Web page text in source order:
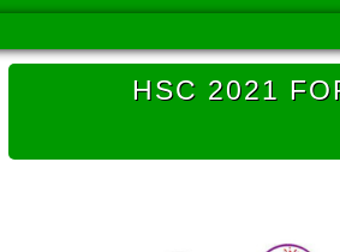
HSC 2021